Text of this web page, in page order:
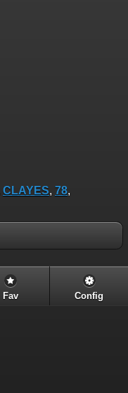
CLAYES, 78,
Fav Config